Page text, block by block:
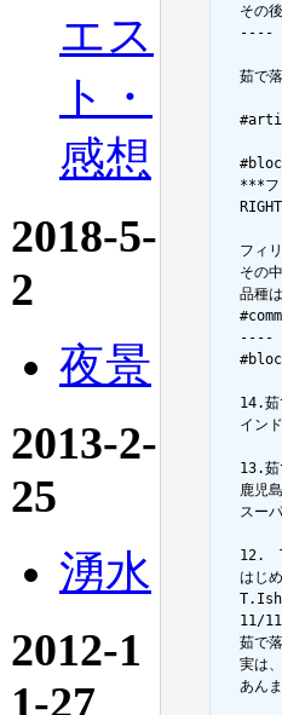
エス
ト・
感想
2018-5-
2
夜景
2013-2-
25
湧水
2012-1
1-27
その
  ----
茹で
***フ
フィ
その
品種
  ----
14.茹
イン
13.茹
鹿児
スー
12.
はじ
11/11
茹で
実は
あん